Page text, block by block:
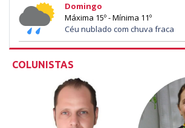
Domingo
Máxima 15º - Mínima 11º
Céu nublado com chuva fraca
COLUNISTAS